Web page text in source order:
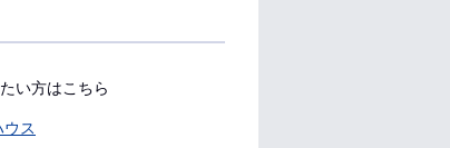
い方はこちら
ウス